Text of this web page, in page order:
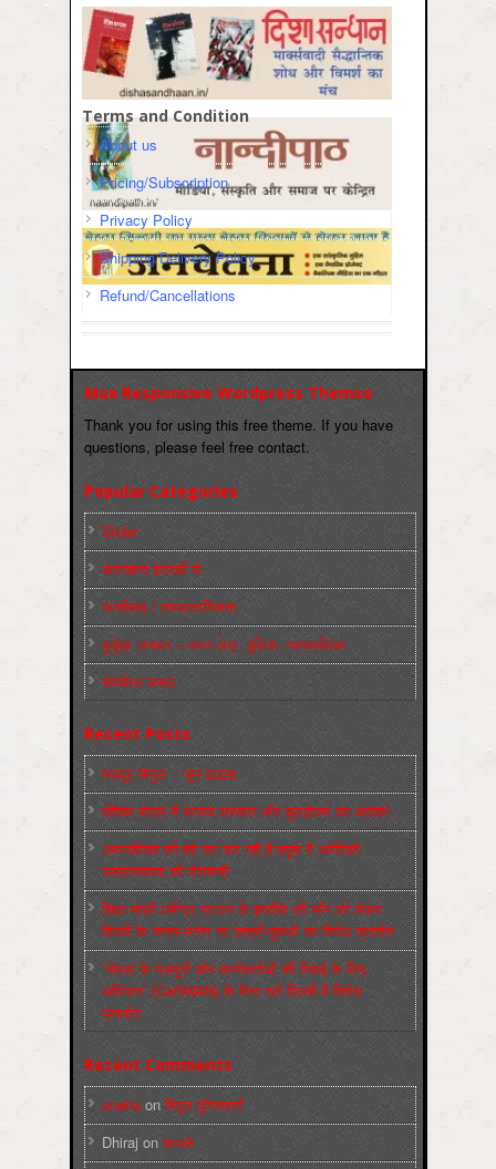
Terms and Condition
About us
Pricing/Subscription
Privacy Policy
Shipping/Delivery Policy
Refund/Cancellations
Max Responsive Wordpress Themse
Thank you for using this free theme. If you have
questions, please feel free contact.
Popular Categories
Slider
कारख़ाना इलाक़ों से
फ़ासीवाद / साम्‍प्रदायिकता
बुर्जुआ जनवाद – दमन तंत्र, पुलिस, न्‍यायपालिका
संघर्षरत जनता
Recent Posts
मज़दूर बिगुल – जून 2026
पश्चिम बंगाल में भाजपा सरकार और बुलडोज़र का आतंक!
अमानवीयता की हदें पार कर रही है क्यूबा में अमेरिकी
साम्राज्यवाद की घेराबन्दी
शिक्षा मंत्री धर्मेन्द्र प्रधान के इस्तीफ़े की माँग को लेकर
दिल्ली के जन्तर-मन्तर पर छात्रों-युवाओं का विरोध प्रदर्शन
‘नोएडा के मज़दूरों और कार्यकर्ताओं की रिहाई के लिए
अभियान’ (CaRWAN) के बैनर तले दिल्ली में विरोध
प्रदर्शन
Recent Comments
sneha on बिगुल पुस्तिकाएँ
Dhiraj on सम्पर्क